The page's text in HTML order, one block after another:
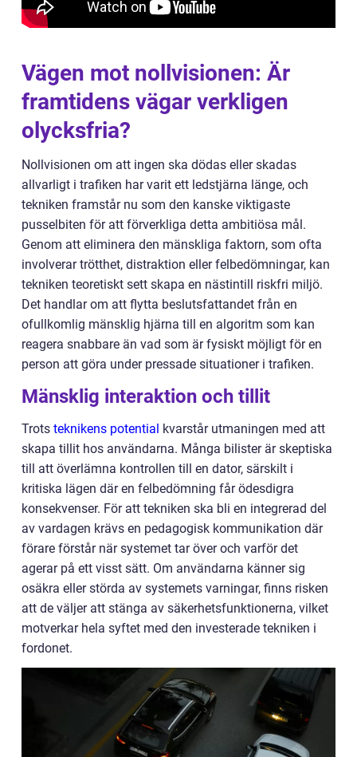
Vägen mot nollvisionen: Är
framtidens vägar verkligen
olycksfria?
Nollvisionen om att ingen ska dödas eller skadas
allvarligt i trafiken har varit ett ledstjärna länge, och
tekniken framstår nu som den kanske viktigaste
pusselbiten för att förverkliga detta ambitiösa mål.
Genom att eliminera den mänskliga faktorn, som ofta
involverar trötthet, distraktion eller felbedömningar, kan
tekniken teoretiskt sett skapa en nästintill riskfri miljö.
Det handlar om att flytta beslutsfattandet från en
ofullkomlig mänsklig hjärna till en algoritm som kan
reagera snabbare än vad som är fysiskt möjligt för en
person att göra under pressade situationer i trafiken.
Mänsklig interaktion och tillit
Trots teknikens potential kvarstår utmaningen med att
skapa tillit hos användarna. Många bilister är skeptiska
till att överlämna kontrollen till en dator, särskilt i
kritiska lägen där en felbedömning får ödesdigra
konsekvenser. För att tekniken ska bli en integrerad del
av vardagen krävs en pedagogisk kommunikation där
förare förstår när systemet tar över och varför det
agerar på ett visst sätt. Om användarna känner sig
osäkra eller störda av systemets varningar, finns risken
att de väljer att stänga av säkerhetsfunktionerna, vilket
motverkar hela syftet med den investerade tekniken i
fordonet.